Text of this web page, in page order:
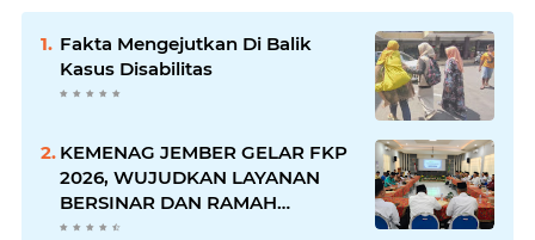
Fakta Mengejutkan Di Balik
Kasus Disabilitas
KEMENAG JEMBER GELAR FKP
2026, WUJUDKAN LAYANAN
BERSINAR DAN RAMAH
DISABILITAS